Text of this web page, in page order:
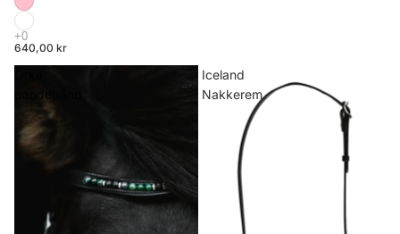
640,00 kr
Iceland
Nakkerem